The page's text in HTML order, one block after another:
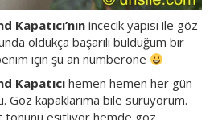
Kapatıcı’nın incecik yapısı ile göz
oldukça başarılı bulduğum bir
için şu an numberone
Kapatıcı hemen hemen her gün
Göz kapaklarıma bile sürüyorum.